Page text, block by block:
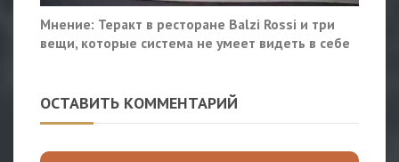
Мнение: Теракт в ресторане Balzi Rossi и три
вещи, которые система не умеет видеть в себе
ОСТАВИТЬ КОММЕНТАРИЙ